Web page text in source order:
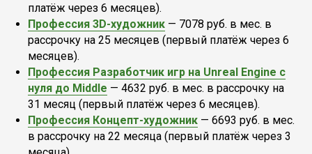
платёж через 6 месяцев).
Профессия 3D-художник — 7078 руб. в мес. в
рассрочку на 25 месяцев (первый платёж через 6
месяцев).
Профессия Разработчик игр на Unreal Engine с
нуля до Middle — 4632 руб. в мес. в рассрочку на
31 месяц (первый платёж через 6 месяцев).
Профессия Концепт-художник — 6693 руб. в мес.
в рассрочку на 22 месяца (первый платёж через 3